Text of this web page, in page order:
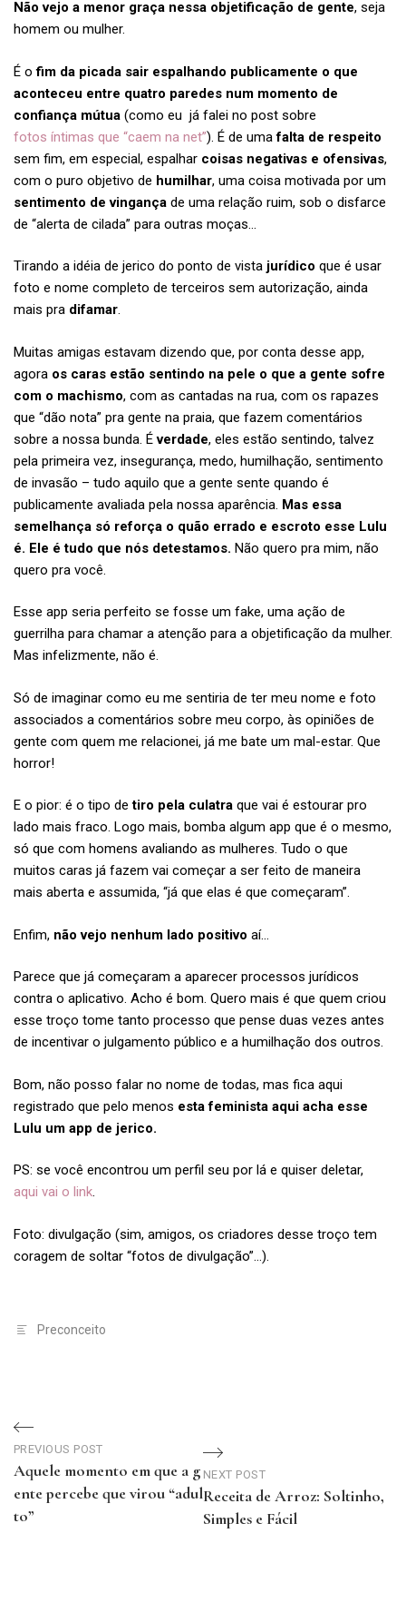
Não vejo a menor graça nessa objetificação de gente, seja
homem ou mulher.
É ofim da picada sair espalhando publicamente o que
aconteceu entre quatro paredes num momento de
confiança mútua (como eu já falei no post sobre
fotos íntimas que “caem na net”). É de umafalta de respeito
sem fim, em especial, espalhar coisas negativas e ofensivas,
com o puro objetivo de humilhar, uma coisa motivada por um
sentimento de vingança de uma relação ruim, sob o disfarce
de “alerta de cilada” para outras moças…
Tirando a idéia de jerico do ponto de vista jurídico que é usar
foto e nome completo de terceiros sem autorização, ainda
mais pra difamar.
Muitas amigas estavam dizendo que, por conta desse app,
agora os caras estão sentindo na pele o que a gente sofre
com o machismo, com as cantadas na rua, com os rapazes
que “dão nota” pra gente na praia, que fazem comentários
sobre a nossa bunda. Éverdade, eles estão sentindo, talvez
pela primeira vez, insegurança, medo, humilhação, sentimento
de invasão – tudo aquilo que a gente sente quando é
publicamente avaliada pela nossa aparência. Mas essa
semelhança só reforça o quão errado e escroto esse Lulu
é. Ele é tudo que nós detestamos. Não quero pra mim, não
quero pra você.
Esse app seria perfeito se fosse um fake, uma ação de
guerrilha para chamar a atenção para a objetificação da mulher.
Mas infelizmente, não é.
Só de imaginar como eu me sentiria de ter meu nome e foto
associados a comentários sobre meu corpo, às opiniões de
gente com quem me relacionei, já me bate um mal-estar. Que
horror!
E o pior: é o tipo detiro pela culatra que vai é estourar pro
lado mais fraco. Logo mais, bomba algum app que é o mesmo,
só que com homens avaliando as mulheres. Tudo o que
muitos caras já fazem vai começar a ser feito de maneira
mais aberta e assumida, “já que elas é que começaram”.
Enfim, não vejo nenhum lado positivo aí…
Parece que já começaram a aparecer processos jurídicos
contra o aplicativo. Acho é bom. Quero mais é que quem criou
esse troço tome tanto processo que pense duas vezes antes
de incentivar o julgamento público e a humilhação dos outros.
Bom, não posso falar no nome de todas, mas fica aqui
registrado que pelo menos esta feminista aqui acha esse
Lulu um app de jerico.
PS: se você encontrou um perfil seu por lá e quiser deletar,
aqui vai o link.
Foto: divulgação (sim, amigos, os criadores desse troço tem
coragem de soltar “fotos de divulgação”…).
Preconceito
Navegação
de
Post
PREVIOUS POST
Aquele momento em que a g
ente percebe que virou “adul
to”
NEXT POST
Receita de Arroz: Soltinho,
Simples e Fácil